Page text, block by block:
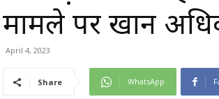
मामले पर खान
April 4, 2023
Share WhatsApp